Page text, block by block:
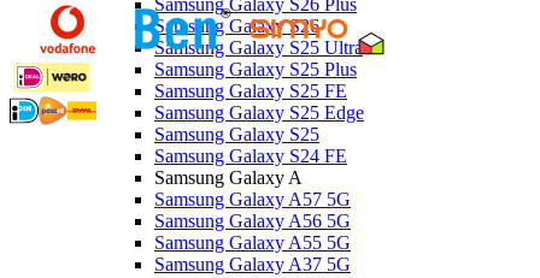
Samsung Galaxy S26 Plus
Samsung Galaxy S26
Samsung Galaxy S25 Ultra
Samsung Galaxy S25 Plus
Samsung Galaxy S25 FE
Samsung Galaxy S25 Edge
Samsung Galaxy S25
Samsung Galaxy S24 FE
Samsung Galaxy A
Samsung Galaxy A57 5G
Samsung Galaxy A56 5G
Samsung Galaxy A55 5G
Samsung Galaxy A37 5G